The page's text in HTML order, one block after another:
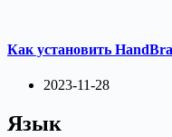
Как установить
2023-11-28
Язык